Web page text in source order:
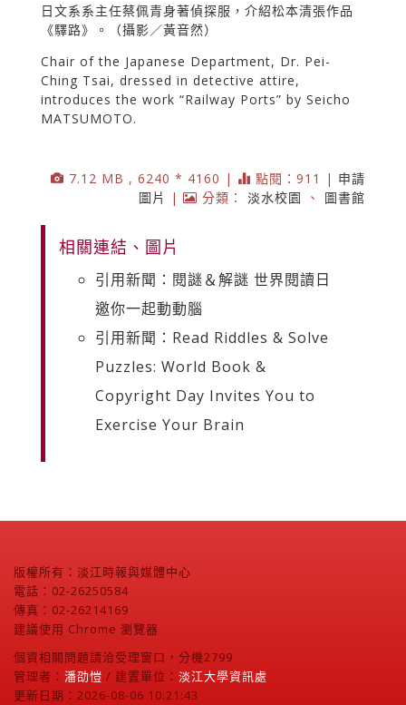
日文系系主任蔡佩青身著偵探服，介紹松本清張作品
《驛路》。（攝影／黃音然）
Chair of the Japanese Department, Dr. Pei-
Ching Tsai, dressed in detective attire,
introduces the work “Railway Ports” by Seicho
MATSUMOTO.
7.12 MB , 6240 * 4160 | 點閱：911 | 申請
圖片
| 分類： 淡水校園 、 圖書館
相關連結、圖片
引用新聞：閱謎＆解謎 世界閱讀日
邀你一起動動腦
引用新聞：Read Riddles & Solve
Puzzles: World Book &
Copyright Day Invites You to
Exercise Your Brain
版權所有：淡江時報與媒體中心
電話：02-26250584
傳真：02-26214169
建議使用 Chrome 瀏覽器
個資相關問題請洽受理窗口，分機2799
管理者： 潘劭愷 / 建置單位： 淡江大學資訊處
更新日期：2026-08-06 10:21:43